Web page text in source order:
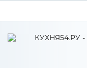
Высота